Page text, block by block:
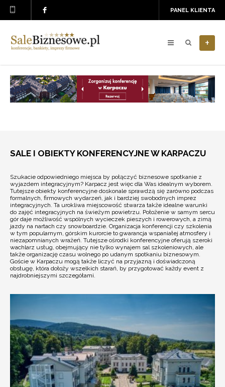
PANEL KLIENTA
+
SALE I OBIEKTY KONFERENCYJNE W KARPACZU
Szukacie odpowiedniego miejsca by połączyć biznesowe spotkanie z
wyjazdem integracyjnym? Karpacz jest więc dla Was idealnym wyborem.
Tutejsze obiekty konferencyjne doskonale sprawdzą się zarówno podczas
formalnych, firmowych wydarzeń, jak i bardziej swobodnych imprez
integracyjnych. Ta urokliwa miejscowość stwarza także idealne warunki
do zajęć integracyjnych na świeżym powietrzu. Położenie w samym sercu
gór daje możliwość wspólnych wycieczek pieszych i rowerowych, a zimą
jazdy na nartach czy snowboardzie. Organizacja konferencji czy szkolenia
w tym popularnym, górskim kurorcie to gwarancja wspaniałej atmosfery i
niezapomnianych wrażeń. Tutejsze ośrodki konferencyjne oferują szeroki
wachlarz usług, obejmujący nie tylko wynajem sal szkoleniowych, ale
także organizację czasu wolnego po udanym spotkaniu biznesowym.
Goście w Karpaczu mogą także liczyć na przyjazną i doświadczoną
obsługę, która dołoży wszelkich starań, by przygotować każdy event z
najdrobniejszymi szczegółami.